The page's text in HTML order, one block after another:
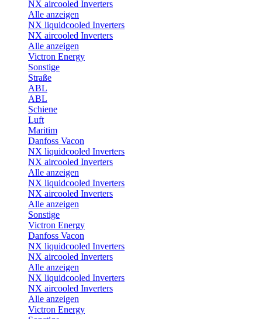
NX aircooled Inverters
Alle anzeigen
NX liquidcooled Inverters
NX aircooled Inverters
Alle anzeigen
Victron Energy
Sonstige
Straße
ABL
ABL
Schiene
Luft
Maritim
Danfoss Vacon
NX liquidcooled Inverters
NX aircooled Inverters
Alle anzeigen
NX liquidcooled Inverters
NX aircooled Inverters
Alle anzeigen
Sonstige
Victron Energy
Danfoss Vacon
NX liquidcooled Inverters
NX aircooled Inverters
Alle anzeigen
NX liquidcooled Inverters
NX aircooled Inverters
Alle anzeigen
Victron Energy